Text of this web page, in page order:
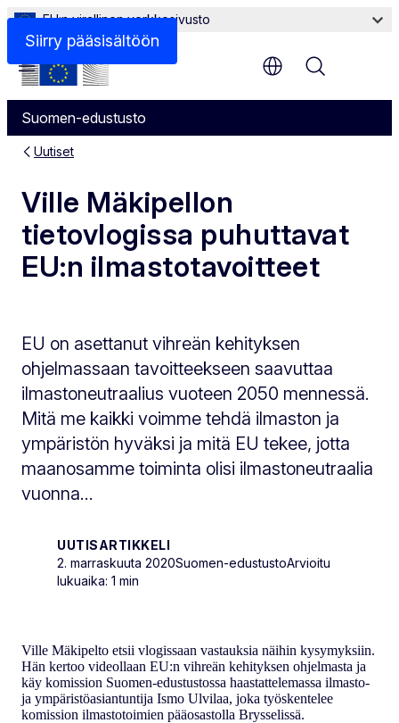
Siirry pääsisältöön
EU:n virallinen verkkosivusto
Suomen-edustusto
Menu
Uutiset
Ville Mäkipellon
tietovlogissa puhuttavat
EU:n ilmastotavoitteet
EU on asettanut vihreän kehityksen
ohjelmassaan tavoitteekseen saavuttaa
ilmastoneutraalius vuoteen 2050 mennessä.
Mitä me kaikki voimme tehdä ilmaston ja
ympäristön hyväksi ja mitä EU tekee, jotta
maanosamme toiminta olisi ilmastoneutraalia
vuonna...
UUTISARTIKKELI
2. marraskuuta 2020Suomen-edustustoArvioitu
lukuaika: 1 min
Ville Mäkipelto etsii vlogissaan vastauksia näihin kysymyksiin.
Hän kertoo videollaan EU:n vihreän kehityksen ohjelmasta ja
käy komission Suomen-edustustossa haastattelemassa ilmasto-
ja ympäristöasiantuntija Ismo Ulvilaa, joka työskentelee
komission ilmastotoimien pääosastolla Brysselissä.